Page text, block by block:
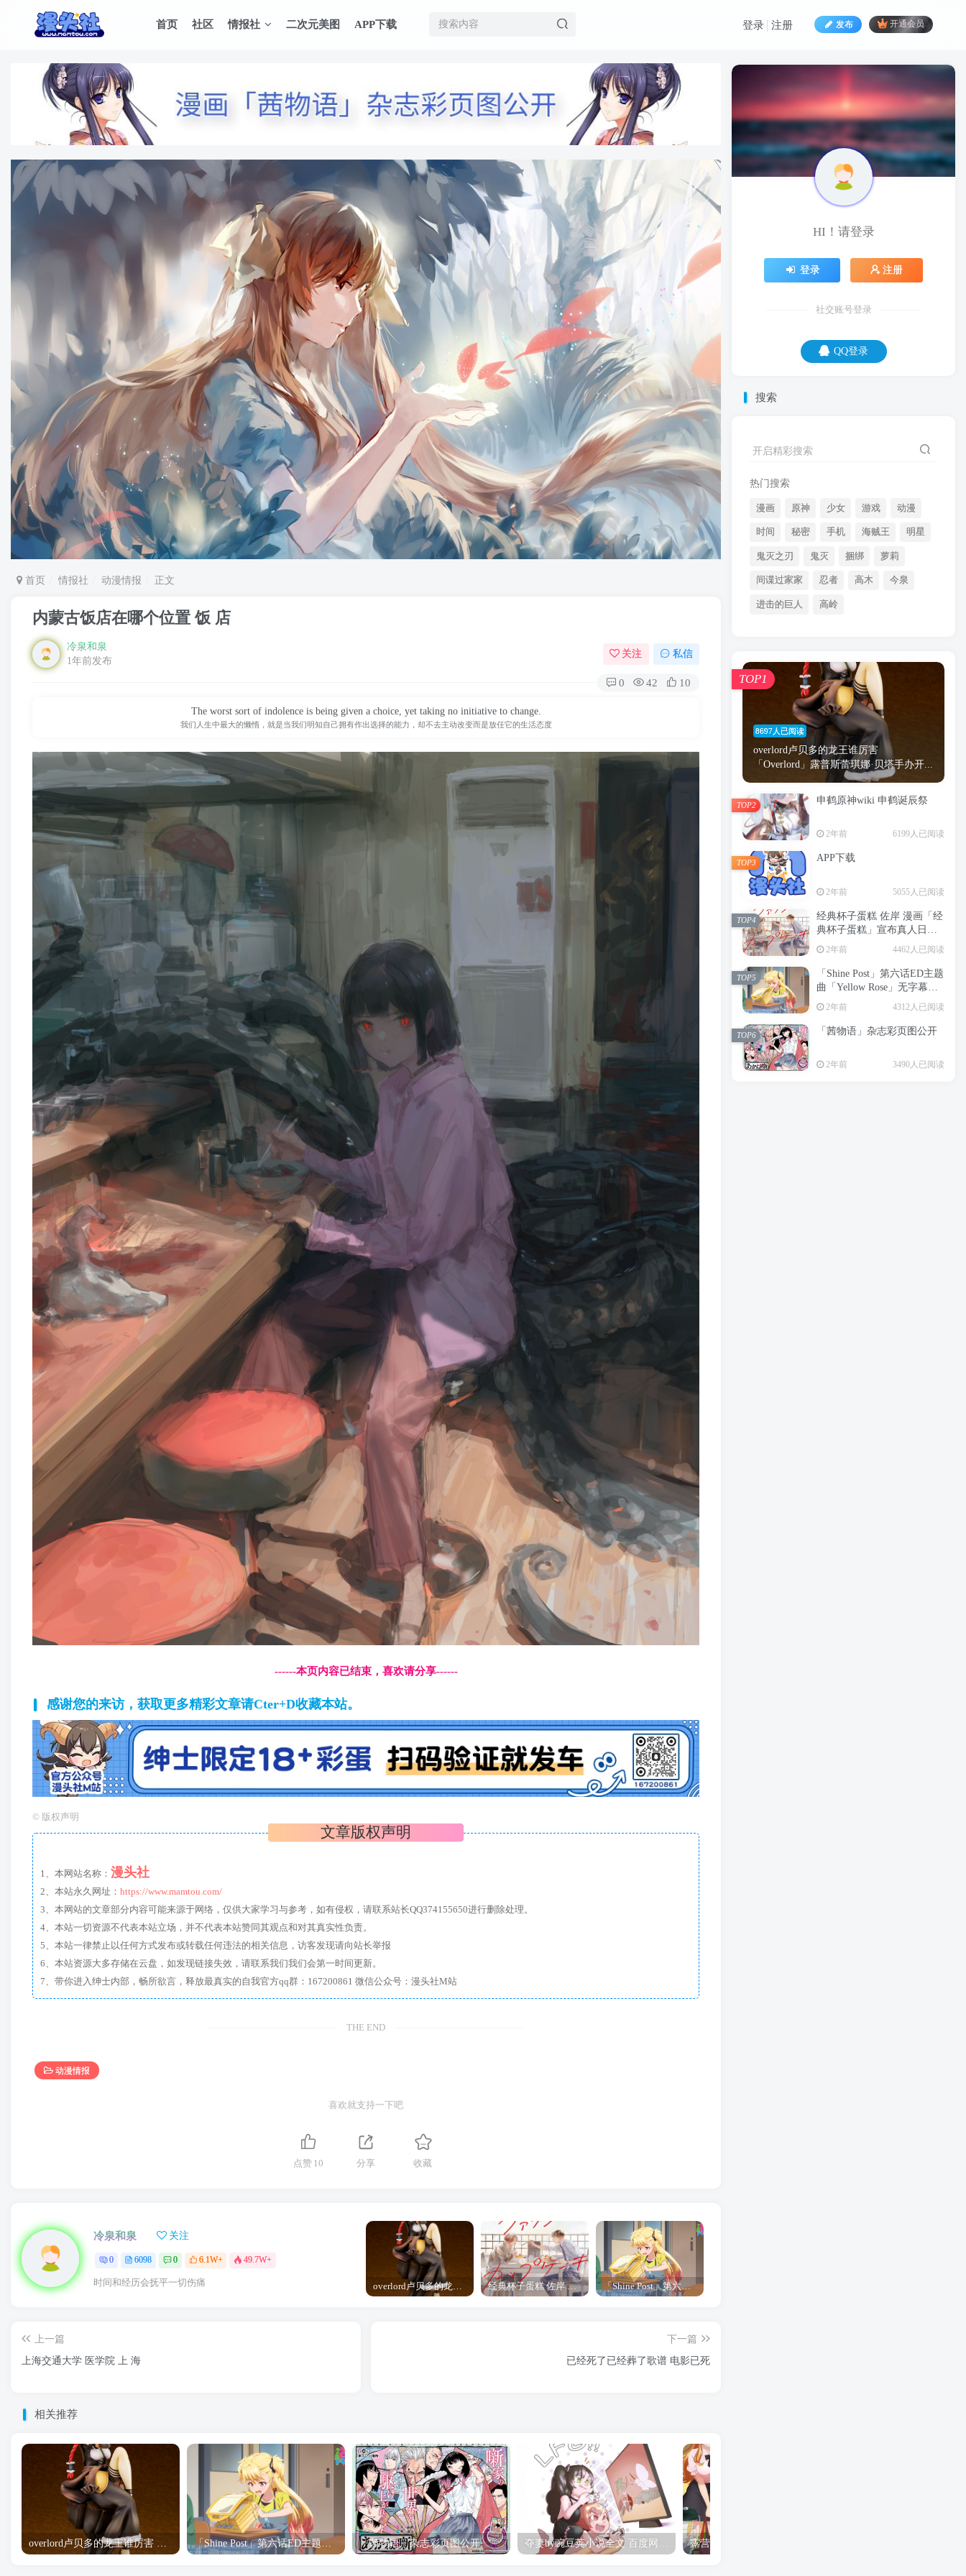
首页 社区 情报社 二次元美图 APP下载 发布 开通会员
登录 注册
首页 情报社 动漫情报 正文
内蒙古饭店在哪个位置 饭 店
冷泉和泉
1年前发布
关注 私信
0 42 10
The worst sort of indolence is being given a choice, yet taking no initiative to change.
我们人生中最大的懒惰，就是当我们明知自己拥有作出选择的能力，却不去主动改变而是放任它的生活态度
------本页内容已结束，喜欢请分享------
感谢您的来访，获取更多精彩文章请Cter+D收藏本站。
© 版权声明
文章版权声明
1、本网站名称： 漫头社
2、本站永久网址： https://www.mamtou.com/
3、本网站的文章部分内容可能来源于网络，仅供大家学习与参考，如有侵权，请联系站长QQ374155650进行删除处理。
4、本站一切资源不代表本站立场，并不代表本站赞同其观点和对其真实性负责。
5、本站一律禁止以任何方式发布或转载任何违法的相关信息，访客发现请向站长举报
6、本站资源大多存储在云盘，如发现链接失效，请联系我们我们会第一时间更新。
7、带你进入绅士内部，畅所欲言，释放最真实的自我官方qq群：167200861 微信公众号：漫头社M站
THE END
动漫情报
喜欢就支持一下吧
点赞 10 分享 收藏
冷泉和泉 关注
0 6098 0 6.1W+ 49.7W+
时间和经历会抚平一切伤痛 overlord卢贝多的龙王谁厉害 「Overlord」露普斯蕾琪娜·贝塔手办开订 经典杯子蛋糕 佐岸 漫画「经典杯子蛋糕」宣布真人日剧化 「Shine Post」第六话ED主题曲「Yellow Rose」无字幕MV公开
上一篇
上海交通大学 医学院 上 海
下一篇
已经死了已经葬了歌谱 电影已死
相关推荐
「Shine Post」第六话ED主题曲「Yellow Rose」无字幕MV公开 「茜物语」杂志彩页图公开
HI！请登录
登录 注册
社交账号登录
QQ登录
搜索
开启精彩搜索
热门搜索
漫画 原神 少女 游戏 动漫
时间 秘密 手机 海贼王 明星
鬼灭之刃 鬼灭 捆绑 萝莉
间谍过家家 忍者 高木 今泉
进击的巨人 高岭
8697人已阅读
overlord卢贝多的龙王谁厉害
「Overlord」露普斯蕾琪娜·贝塔手办开...
TOP1
申鹤原神wiki 申鹤诞辰祭
2年前 6199人已阅读
TOP2
APP下载
2年前 5055人已阅读
TOP3
经典杯子蛋糕 佐岸 漫画「经
典杯子蛋糕」宣布真人日剧
化
2年前 4462人已阅读
TOP4
「Shine Post」第六话ED主题
曲「Yellow Rose」无字幕MV
公开
2年前 4312人已阅读
TOP5
「茜物语」杂志彩页图公开
2年前 3490人已阅读
TOP6
HI！请登录
登录 注册
社交账号登录
QQ登录
世界那么大，能认识你，我觉得好不幸。
时间 秘密 手机 海贼王
鬼灭 捆绑 萝莉
间谍过家家 忍者 高木
进击的巨人 高岭
8697人已阅读
overlord卢贝多的龙王谁厉害
「Overlord」露普斯蕾琪娜·贝塔手办开...
TOP1
申鹤原神wiki 申鹤诞辰祭
2年前 6199人已阅读
TOP2
APP下载
2年前 5055人已阅读
TOP3
经典杯子蛋糕 佐岸 漫画「经
典杯子蛋糕」宣布真人日剧
TOP4